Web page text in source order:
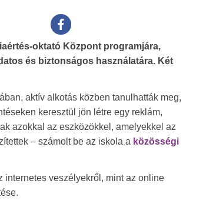
oktató Központ programjára,
és biztonságos használatára. Két
aktív alkotás közben tanulhatták meg,
keresztül jön létre egy reklám,
azokkal az eszközökkel, amelyekkel az
– számolt be az iskola a közösségi
internetes veszélyekről, mint az online